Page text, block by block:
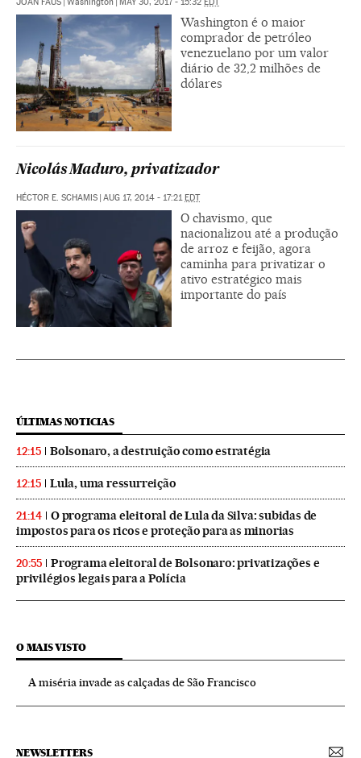
Washington é o maior
comprador de petróleo
venezuelano por um valor
diário de 32,2 milhões de
dólares
Nicolás Maduro, privatizador
HÉCTOR E. SCHAMIS AUG 17, 2014 - 17:21 EDT
O chavismo, que
nacionalizou até a produção
de arroz e feijão, agora
caminha para privatizar o
ativo estratégico mais
importante do país
ÚLTIMAS NOTICIAS
12:15 Bolsonaro, a destruição como estratégia
12:15 Lula, uma ressurreição
21:14
O programa eleitoral de Lula da Silva: subidas de
impostos para os ricos e proteção para as minorias
20:55
Programa eleitoral de Bolsonaro: privatizações e
privilégios legais para a Polícia
O MAIS VISTO
A miséria invade as calçadas de São Francisco
NEWSLETTERS